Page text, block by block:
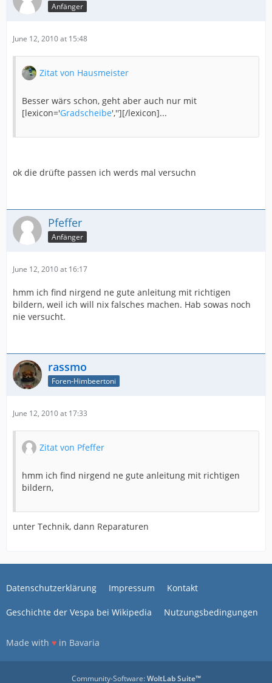
Anfänger
June 12, 2010 at 15:48
Zitat von Hausmeister
Besser wärs schon, geht aber auch nur mit
[lexicon='Gradscheibe',''][/lexicon]...
ok die drüfte passen ich werds mal versuchn
Pfeffer
Anfänger
June 12, 2010 at 16:17
hmm ich find nirgend ne gute anleitung mit richtigen
bildern, weil ich will nix falsches machen. Hab sowas noch
nie versucht.
rassmo
Foren-Himbeertoni
June 12, 2010 at 17:33
Zitat von Pfeffer
hmm ich find nirgend ne gute anleitung mit richtigen
bildern,
unter Technik, dann Reparaturen
Datenschutzerklärung Impressum Kontakt
Geschichte der Vespa bei Wikipedia Nutzungsbedingungen
Made with ♥ in Bavaria
Community-Software:WoltLab Suite™